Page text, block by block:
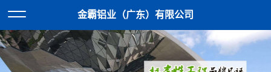
金霸铝业（广东）有限公司